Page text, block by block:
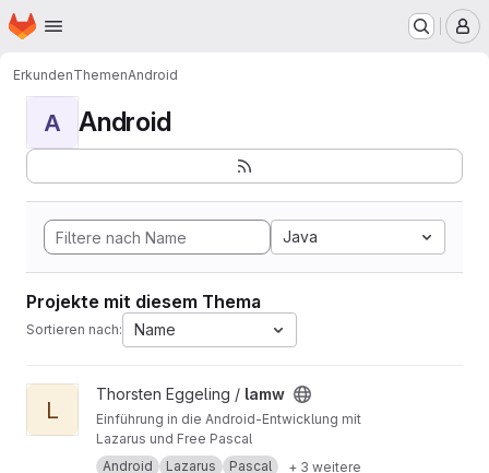
Zum Hauptinhalt springen
Startseite
ErkundenThemenAndroid
A Android
Java
Projekte mit diesem Thema
Sortieren nach: Name
Projekt lamw ansehen
L
Thorsten Eggeling / lamw
Einführung in die Android-Entwicklung mit
Lazarus und Free Pascal
Android
Lazarus Pascal + 3 weitere